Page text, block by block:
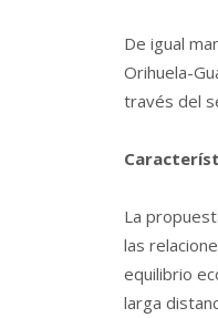
De igual
Orihuela-
través del
La
las
equilibrio
larga